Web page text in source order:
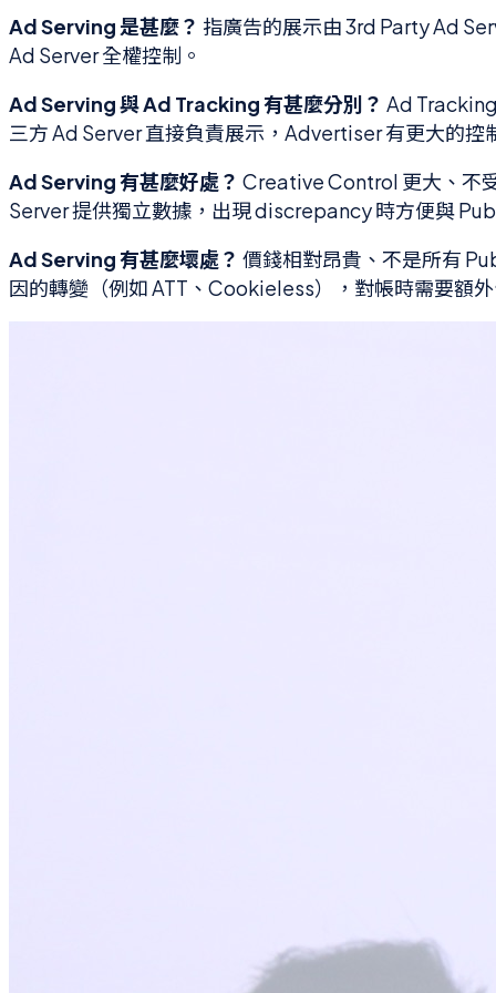
Ad Serving 是甚麼？ 指廣告的展示由 3rd Party Ad
Ad Server 全權控制。
Ad Serving 與 Ad Tracking 有甚麼分別？ Ad
三方 Ad Server 直接負責展示，Advertiser 有更大的控
Ad Serving 有甚麼好處？ Creative Control 更大、不
Server 提供獨立數據，出現 discrepancy 時方便與
Ad Serving 有甚麼壞處？ 價錢相對昂貴、不是所有
因的轉變（例如 ATT、Cookieless），對帳時需要額